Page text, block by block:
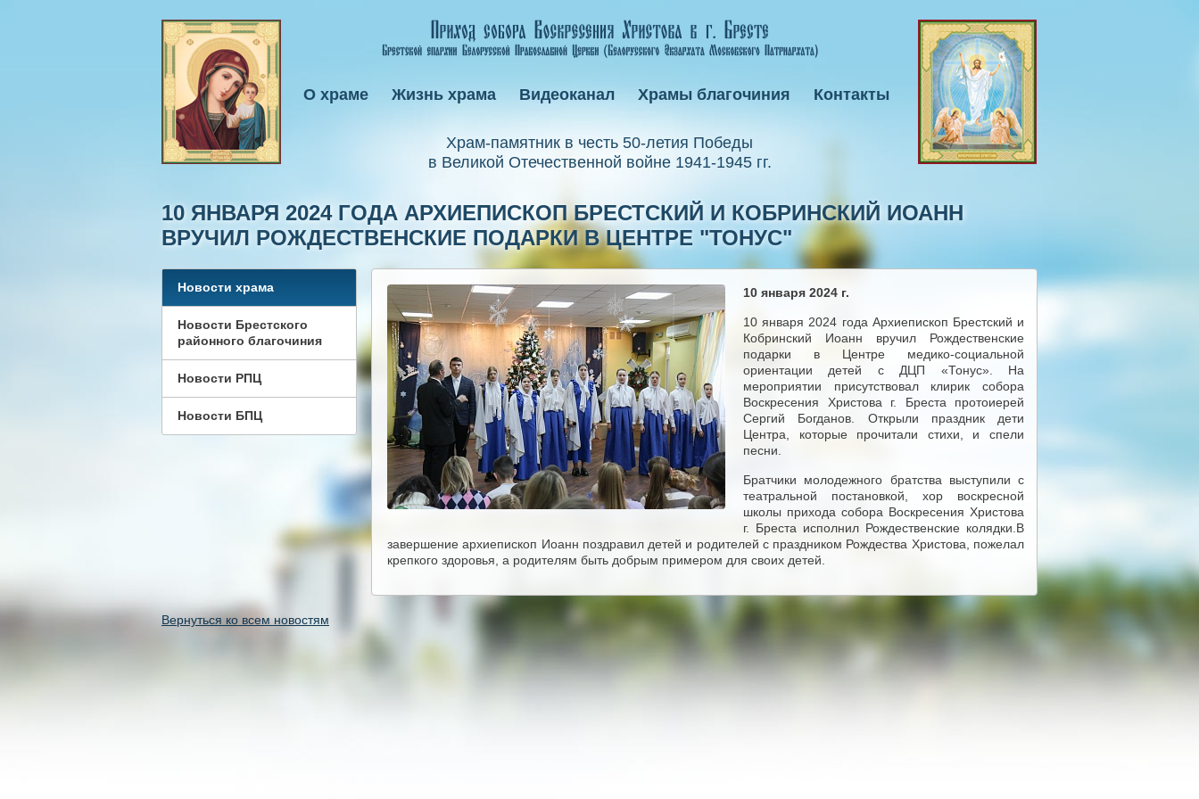
Xрам-памятник в честь 50-летия Победы
в Великой Отечественной войне 1941-1945 гг.
О храме Жизнь храма Видеоканал Храмы благочиния Контакты
10 ЯНВАРЯ 2024 ГОДА АРХИЕПИСКОП БРЕСТСКИЙ И КОБРИНСКИЙ ИОАНН
ВРУЧИЛ РОЖДЕСТВЕНСКИЕ ПОДАРКИ В ЦЕНТРЕ "ТОНУС"
Новости храма
Новости Брестского
районного благочиния
Новости РПЦ
Новости БПЦ
10 января 2024 г.
10 января 2024 года Архиепископ Брестский и
Кобринский Иоанн вручил Рождественские
подарки в Центре медико-социальной
ориентации детей с ДЦП «Тонус». На
мероприятии присутствовал клирик собора
Воскресения Христова г. Бреста протоиерей
Сергий Богданов. Открыли праздник дети
Центра, которые прочитали стихи, и спели
песни.
Братчики молодежного братства выступили с
театральной постановкой, хор воскресной
школы прихода собора Воскресения Христова
г. Бреста исполнил Рождественские колядки.В
завершение архиепископ Иоанн поздравил детей и родителей с праздником Рождества Христова, пожелал
крепкого здоровья, а родителям быть добрым примером для своих детей.
Вернуться ко всем новостям